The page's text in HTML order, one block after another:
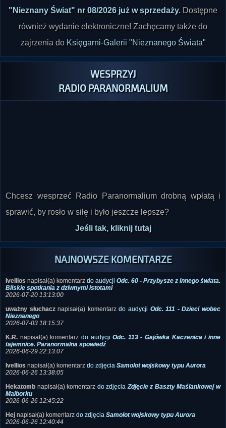
również wydanie elektroniczne! Zachęcamy także do
zajrzenia doKsięgarni-Galerii "Nieznanego Świata"
WESPRZYJ
RADIO PARANORMALIUM
sprawić, by rosło w siłę i było jeszcze lepsze?
Jeśli tak, kliknij tutaj
NAJNOWSZE KOMENTARZE
napisał(a) komentarzdo audycjiOdc. 60 - Przybysze z innego świata.
uważny słuchacz napisał(a) komentarz
Nieznanego
K.R.napisał(a) komentarz
tajemnice. Paranormalna spowiedź
Ivelliosnapisał(a) komentarzdo zdjęcia
2026-06-26 13:38:05
Hekatombnapisał(a) komentarzdo zdjęciaZdjęcie z Baszty Maślankowej w
Malborku
Hejnapisał(a) komentarz
2026-06-26 12:40:44